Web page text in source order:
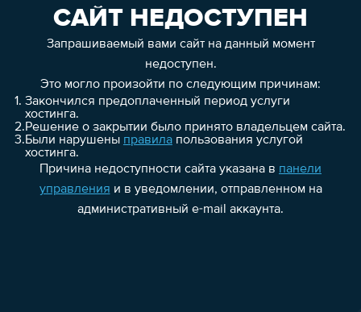
САЙТ НЕДОСТУПЕН
Запрашиваемый вами сайт на данный момент
недоступен.
Это могло произойти по следующим причинам:
1. Закончился предоплаченный период услуги
хостинга.
2.Решение о закрытии было принято владельцем сайта.
3.Были нарушены правилапользования услугой
хостинга.
Причина недоступности сайта указана в панели
управления и в уведомлении, отправленном на
административный e-mail аккаунта.